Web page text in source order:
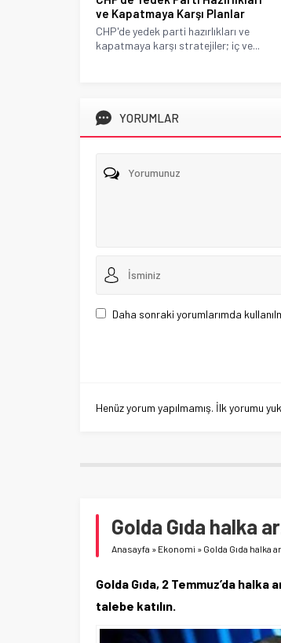
ve Kapatmaya Karşı Planlar
CHP'de yedek parti hazırlıkları ve
kapatmaya karşı stratejiler; iç ve...
YORUMLAR
Daha sonraki yorumlarımda
Henüz yorum yapılmamış. İlk yorumu
Golda Gıda halka
Anasayfa » Ekonomi » Golda Gıda halka
Golda Gıda, 2 Temmuz’da
talebe katılın.